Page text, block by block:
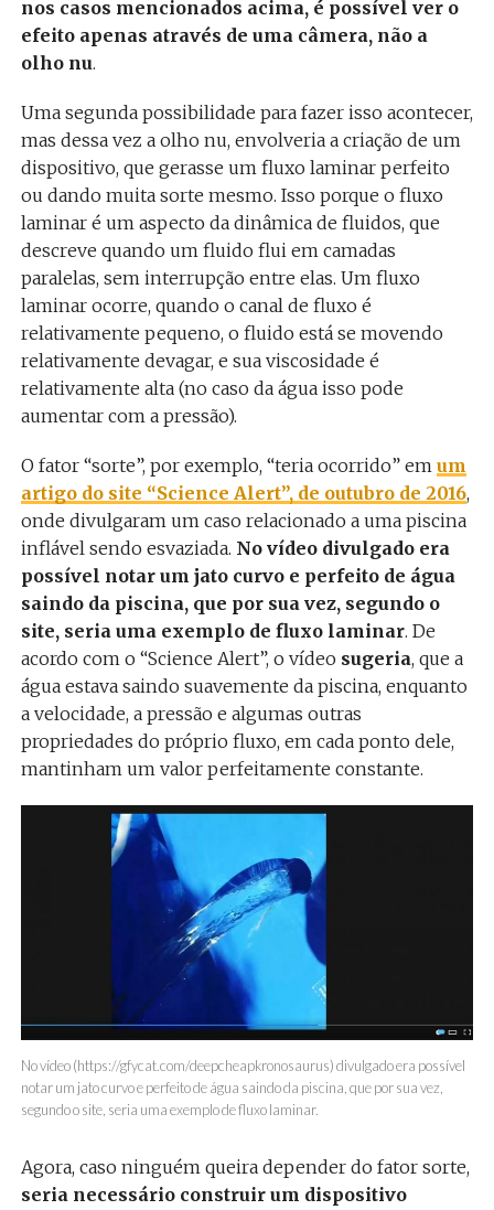
nos casos mencionados acima, é possível ver o
efeito apenas através de uma câmera, não a
olho nu.
Uma segunda possibilidade para fazer isso acontecer,
mas dessa vez a olho nu, envolveria a criação de um
dispositivo, que gerasse um fluxo laminar perfeito
ou dando muita sorte mesmo. Isso porque o fluxo
laminar é um aspecto da dinâmica de fluidos, que
descreve quando um fluido flui em camadas
paralelas, sem interrupção entre elas. Um fluxo
laminar ocorre, quando o canal de fluxo é
relativamente pequeno, o fluido está se movendo
relativamente devagar, e sua viscosidade é
relativamente alta (no caso da água isso pode
aumentar com a pressão).
O fator “sorte”, por exemplo, “teria ocorrido” em um
artigo do site “Science Alert”, de outubro de 2016,
onde divulgaram um caso relacionado a uma piscina
inflável sendo esvaziada. No vídeo divulgado era
possível notar um jato curvo e perfeito de água
saindo da piscina, que por sua vez, segundo o
site, seria uma exemplo de fluxo laminar. De
acordo com o “Science Alert”, o vídeo sugeria, que a
água estava saindo suavemente da piscina, enquanto
a velocidade, a pressão e algumas outras
propriedades do próprio fluxo, em cada ponto dele,
mantinham um valor perfeitamente constante.
No vídeo (https://gfycat.com/deepcheapkronosaurus) divulgado era possível
notar um jato curvo e perfeito de água saindo da piscina, que por sua vez,
segundo o site, seria uma exemplo de fluxo laminar.
Agora, caso ninguém queira depender do fator sorte,
seria necessário construir um dispositivo